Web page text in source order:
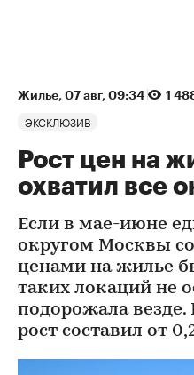
Жилье⁠, 07 авг, 09:34 1
ЭКСКЛЮЗИВ
Рост цен на
охватил все
Если в мае-июне
округом Москвы
ценами на жилье
таких локаций не
подорожала везде.
рост составил от